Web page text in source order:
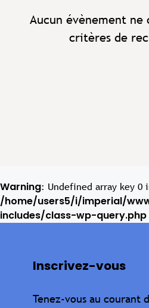
Aucun évènement ne
critères de
Warning: Undefined array key 0
/home/users5/i/imperial/
includes/class-wp-query.php
Inscrivez-vous
Tenez-vous au courant